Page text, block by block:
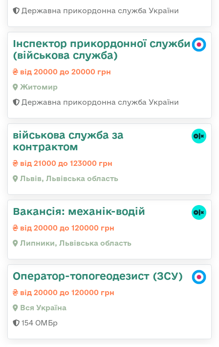
Державна прикордонна служба України
Інспектор прикордонної служби
(військова служба)
від 20000 до 20000 грн
Житомир
Державна прикордонна служба України
військова служба за
контрактом
від 21000 до 123000 грн
Львів, Львівська область
Вакансія: механік-водій
від 20000 до 120000 грн
Липники, Львівська область
Оператор-топогеодезист (ЗСУ)
від 20000 до 120000 грн
Вся Україна
154 ОМБр